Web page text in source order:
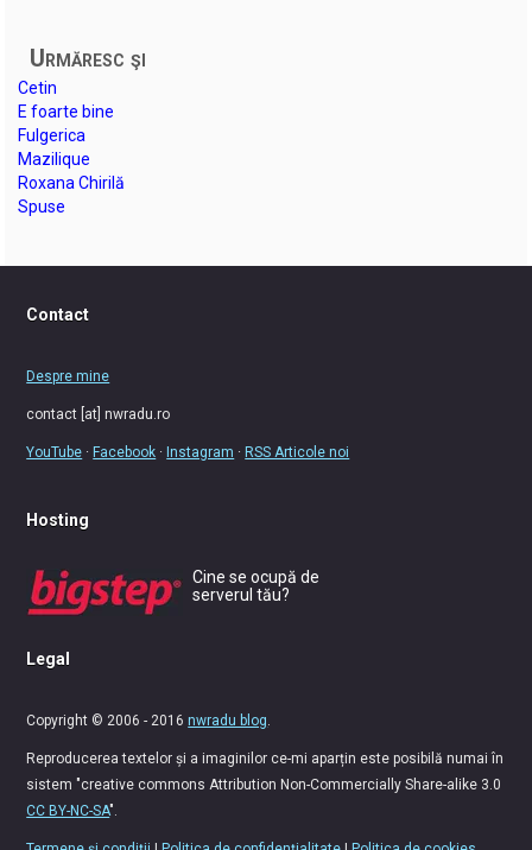
Urmăresc şi
Cetin
E foarte bine
Fulgerica
Mazilique
Roxana Chirilă
Spuse
Contact
Despre mine
contact [at] nwradu.ro
YouTube · Facebook · Instagram · RSS Articole noi
Hosting
Cine se ocupă de
serverul tău?
Legal
Copyright © 2006 - 2016nwradu blog.
Reproducerea textelor și a imaginilor ce-mi aparțin este posibilă numai în
sistem "creative commons Attribution Non-Commercially Share-alike 3.0
CC BY-NC-SA".